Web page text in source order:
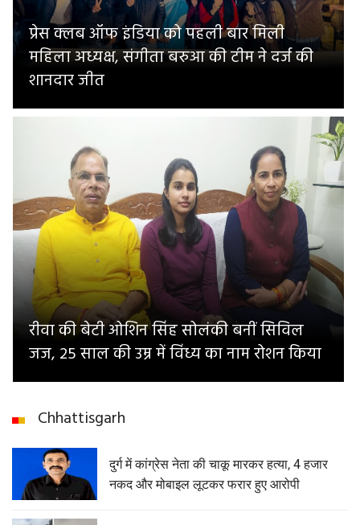
प्रेस क्लब ऑफ इंडिया को पहली बार मिली
महिला अध्यक्ष, संगीता बरुआ की टीम ने दर्ज की
शानदार जीत
रीवा की बेटी ओशिन सिंह सोलंकी बनीं सिविल
जज, 25 साल की उम्र में विंध्य का नाम रोशन किया
Chhattisgarh
दुर्ग में कांग्रेस नेता की चाकू मारकर हत्या, 4 हजार
नकद और मोबाइल लूटकर फरार हुए आरोपी